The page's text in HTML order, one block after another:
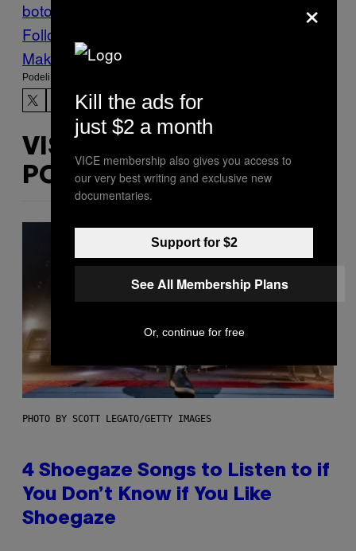
botovanje
Follow Us On Discover
Make Us Preferred In Top Stories
Podeli:
VIŠE
POPUT OVOGA
PHOTO BY SCOTT LEGATO/GETTY IMAGES
4 Shoegaze Songs to Listen to if
You Don’t Know if You Like
Shoegaze
×
Kill the ads for
just $2 a month
VICE membership also gives you access to
our very best writing and exclusive new
documentaries.
Support for $2
See All Membership Plans
Or, continue for free